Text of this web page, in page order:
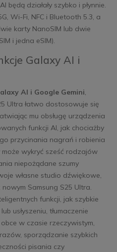
będą działały szybko i płynnie.
Wi-Fi, NFC i Bluetooth 5.3, a
karty NanoSIM lub dwie
i jedna eSIM).
Galaxy AI i
AI i Google Gemini,
Ultra łatwo dostosowuje się
mu obsługę urządzenia
funkcji AI, jak chociażby
przycinania nagrań i robienia
może wykryć sześć rodzajów
niepożądane szumy
własne studio dźwiękowe,
Samsung S25 Ultra.
funkcji, jak szybkie
usłyszeniu, tłumaczenie
w czasie rzeczywistym,
sporządzanie szybkich
pisania czy